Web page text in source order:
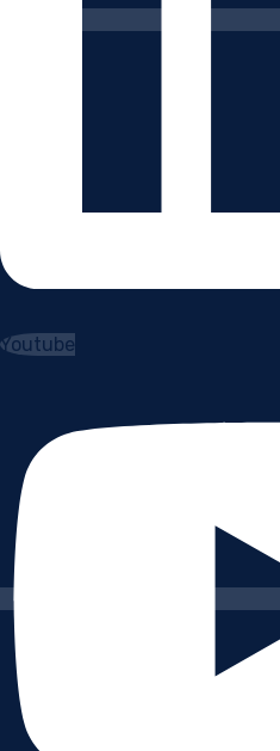
Youtube